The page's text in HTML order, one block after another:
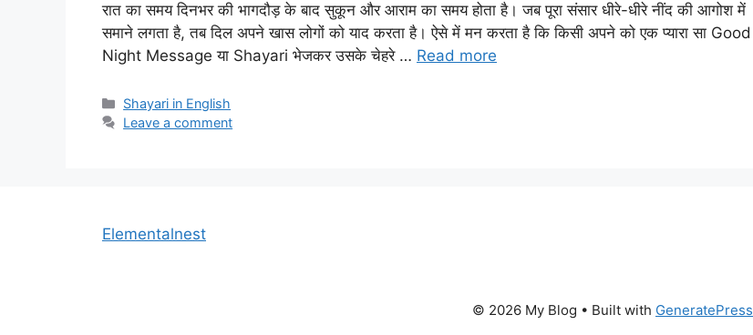
रात का समय दिनभर की भागदौड़ के बाद सुकून और आराम का समय होता है। जब पूरा संसार धीरे-धीरे नींद की आगोश में
समाने लगता है, तब दिल अपने खास लोगों को याद करता है। ऐसे में मन करता है कि किसी अपने को एक प्यारा सा Good
Night Message या Shayari भेजकर उसके चेहरे … Read more
Categories
Shayari in English
Leave a comment
Elementalnest
© 2026 My Blog • Built with GeneratePress